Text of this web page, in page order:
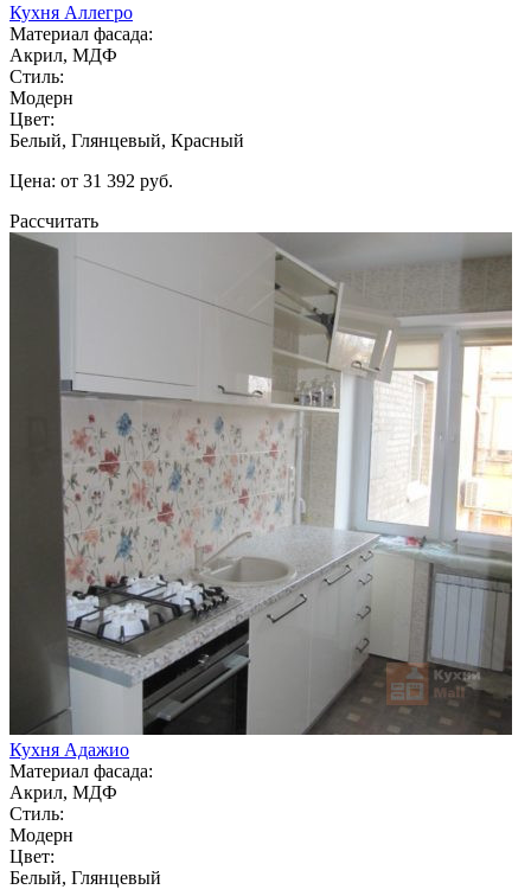
Кухня Аллегро
Материал фасада:
Акрил, МДФ
Стиль:
Модерн
Цвет:
Белый, Глянцевый, Красный
Цена: от 31 392 руб.
Рассчитать
Кухня Адажио
Материал фасада:
Акрил, МДФ
Стиль:
Модерн
Цвет:
Белый, Глянцевый